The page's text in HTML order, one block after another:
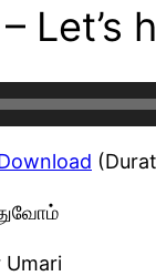
Let’s
Umari